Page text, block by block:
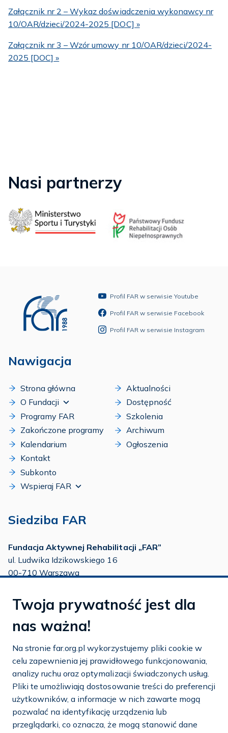
Załącznik nr 2 – Wykaz doświadczenia wykonawcy nr
10/OAR/dzieci/2024-2025 [DOC] »
Załącznik nr 3 – Wzór umowy nr 10/OAR/dzieci/2024-
2025 [DOC] »
Nasi partnerzy
Profil FAR w serwisie Youtube
Profil FAR w serwisie Facebook
Profil FAR w serwisie Instagram
Nawigacja
Strona główna
O Fundacji
Programy FAR
Zakończone programy
Kalendarium
Kontakt
Subkonto
Wspieraj FAR
Aktualności
Dostępność
Szkolenia
Archiwum
Ogłoszenia
Siedziba FAR
Fundacja Aktywnej Rehabilitacji „FAR”
ul. Ludwika Idzikowskiego 16
00-710 Warszawa
tel.:22 651 88 03
22 858 26 39
tel.:22 642 22 91
e-mail:info@far.org.pl
Mapa strony
Dostosuj cookies
Twoja prywatność jest dla
nas ważna!
Na stronie far.org.pl wykorzystujemy pliki cookie w
celu zapewnienia jej prawidłowego funkcjonowania,
analizy ruchu oraz optymalizacji świadczonych usług.
Pliki te umożliwiają dostosowanie treści do preferencji
użytkowników, a informacje w nich zawarte mogą
pozwalać na identyfikację urządzenia lub
przeglądarki, co oznacza, że mogą stanowić dane